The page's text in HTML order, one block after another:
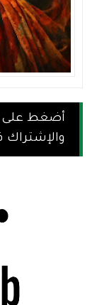
أضغط على
والإشتراك